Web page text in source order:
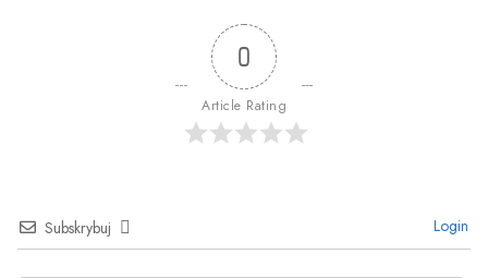
0
Article Rating
Subskrybuj Login